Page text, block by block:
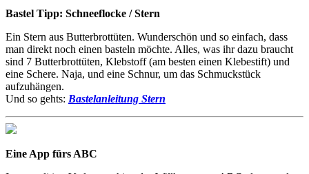
Bastel Tipp: Schneeflocke / Stern
Ein Stern aus Butterbrottüten. Wunderschön und so einfach, dass
man direkt noch einen basteln möchte. Alles, was ihr dazu braucht
sind 7 Butterbrottüten, Klebstoff (am besten einen Klebestift) und
eine Schere. Naja, und eine Schnur, um das Schmuckstück
aufzuhängen.
Und so gehts: Bastelanleitung Stern
Eine App fürs ABC